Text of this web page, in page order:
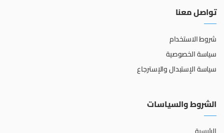
تواصل معنا
شروط الاستخدام
سياسة الخصوصية
سياسة الإستبدال والإسترجاع
الشروط والسياسات